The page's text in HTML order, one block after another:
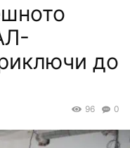
до
0
96